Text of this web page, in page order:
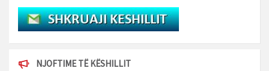
NJOFTIME TË KËSHILLIT